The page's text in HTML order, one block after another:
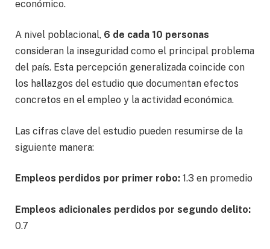
económico.
A nivel poblacional, 6 de cada 10 personas
consideran la inseguridad como el principal problema
del país. Esta percepción generalizada coincide con
los hallazgos del estudio que documentan efectos
concretos en el empleo y la actividad económica.
Las cifras clave del estudio pueden resumirse de la
siguiente manera:
Empleos perdidos por primer robo: 1.3 en promedio
Empleos adicionales perdidos por segundo delito:
0.7